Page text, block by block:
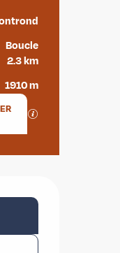
Boucle
2.3 km
1910 m